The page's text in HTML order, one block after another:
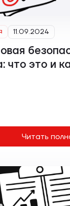
11.09.2024
что это и
Читать